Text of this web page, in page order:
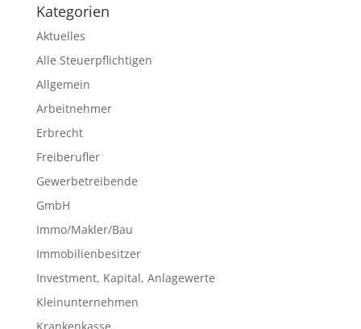
Kategorien
Aktuelles
Alle Steuerpflichtigen
Allgemein
Arbeitnehmer
Erbrecht
Freiberufler
Gewerbetreibende
GmbH
Immo/Makler/Bau
Immobilienbesitzer
Investment, Kapital, Anlagewerte
Kleinunternehmen